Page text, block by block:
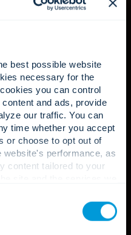
best possible website
necessary for the
you can control
and ads, provide
our traffic. You can
time whether you accept
or choose to opt out of
performance, as
content tailored to your
for more information
with.
der
die Leistung,
ändernder Risiken
Wartung,
sicher, dass Ihre
und für
gerüstet sind.